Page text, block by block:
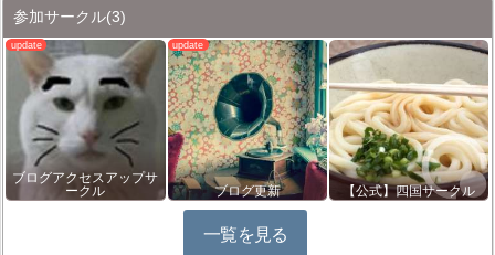
参加サークル(3)
ブログアクセスアップサ
ークル
ブログ更新 【公式】四国サークル
一覧を見る